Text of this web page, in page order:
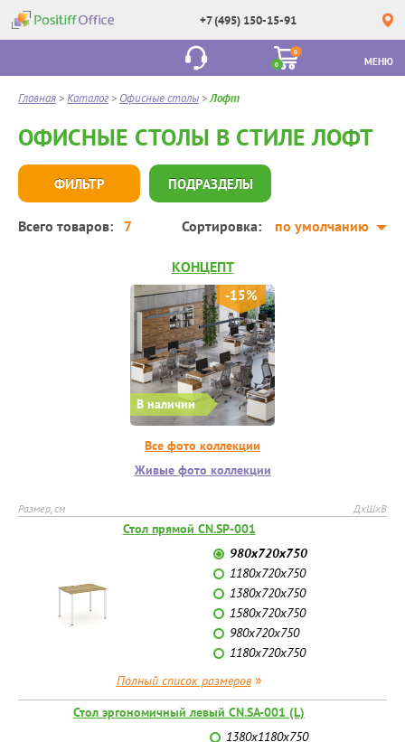
+7 (495) 150-15-91
0
0
МЕНЮ
Главная >Каталог > Офисные столы >Лофт
ОФИСНЫЕ СТОЛЫ В СТИЛЕ ЛОФТ
ФИЛЬТР ПОДРАЗДЕЛЫ
Всего товаров: 7 Сортировка: по умолчанию
КОНЦЕПТ
В наличии
-15%
Все фото коллекции
Живые фото коллекции
Размер, см ДхШхВ
Стол прямой CN.SP-001
980x720x750
1180x720x750
1380x720x750
1580x720x750
980x720x750
1180x720x750
Полный список размеров»
Стол эргономичный левый CN.SA-001 (L)
1380x1180x750